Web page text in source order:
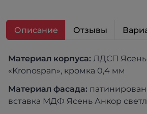
Описание Отзывы
Материал корпуса: ЛДСП Ясень
«Kronospan», кромка 0,4 мм
Материал фасада:
вставка МДФ Ясень Анкор